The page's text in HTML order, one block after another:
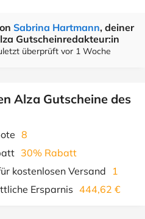
Sabrina Hartmann, deiner
Gutscheinredakteur:in
überprüft vor 1 Woche
Alza Gutscheine des
8
30% Rabatt
kostenlosen Versand
1
Ersparnis 444,62 €